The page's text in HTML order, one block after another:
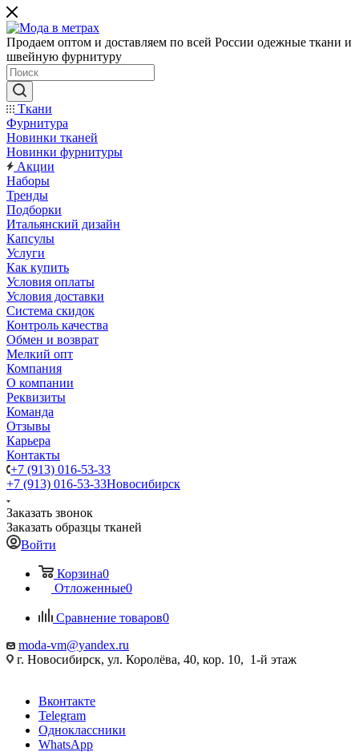
Продаем оптом и доставляем по всей России одежные ткани и
швейную фурнитуру
Ткани
Фурнитура
Новинки тканей
Новинки фурнитуры
Акции
Наборы
Тренды
Подборки
Итальянский дизайн
Капсулы
Услуги
Как купить
Условия оплаты
Условия доставки
Система скидок
Контроль качества
Обмен и возврат
Мелкий опт
Компания
О компании
Реквизиты
Команда
Отзывы
Карьера
Контакты
+7 (913) 016-53-33
+7 (913) 016-53-33Новосибирск
Заказать звонок
Заказать образцы тканей
Войти
Корзина0
Отложенные0
Сравнение товаров0
moda-vm@yandex.ru
г. Новосибирск, ул. Королёва, 40, кор. 10, 1-й этаж
Вконтакте
Telegram
Одноклассники
WhatsApp